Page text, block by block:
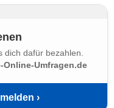
dich dafür bezahlen.
Online-Umfragen.de
›